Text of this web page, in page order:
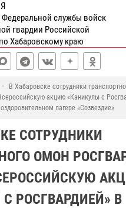
Федеральной службы войск
гвардии Российской
Хабаровскому краю
В Хабаровске сотрудники
акцию «Каникулы с
лагере «Созвездие»
СОТРУДНИКИ
ОМОН
РОСГВАРДИЕЙ» В